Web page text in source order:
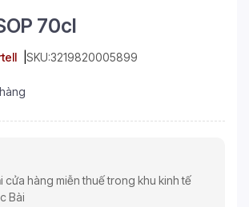
70cl
SKU:3219820005899
cửa hàng miễn thuế trong khu kinh tế
Bài